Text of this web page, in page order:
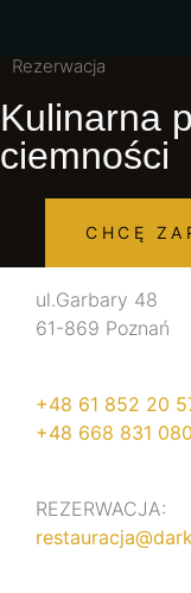
Rezerwacja
Kulinarna
ciemności
CHCĘ
ul.Garbary 48
61-869 Poznań
+48 61 852 20
+48 668 831 080
REZERWACJA: